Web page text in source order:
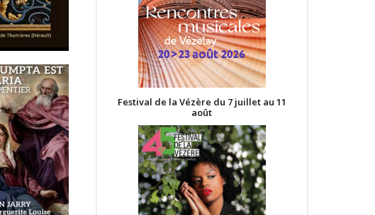
Festival de la Vézère du 7 juillet au 11
août